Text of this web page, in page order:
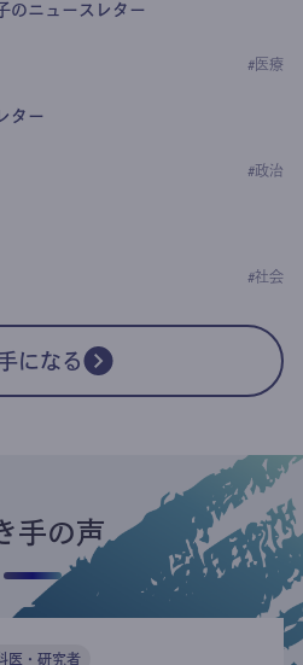
のニュースレター
# 医療
ター
#政治
#社会
になる
手の声
医・研究者